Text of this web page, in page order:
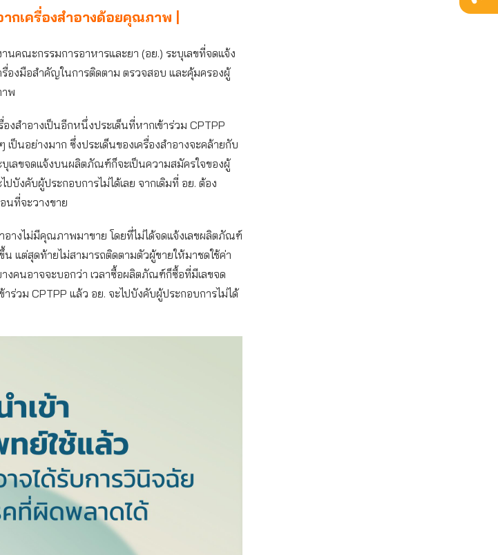
กเครื่องสำอางด้อยคุณภาพ |
นคณะกรรมการอาหารและยา (อย.) ระบุเลขที่จดแจ้ง
องมือสำคัญในการติดตาม ตรวจสอบ และคุ้มครองผู้
พ
สำอางเป็นอีกหนึ่งประเด็นที่หากเข้าร่วม CPTPP
ป็นอย่างมาก ซึ่งประเด็นของเครื่องสำอางจะคล้ายกับ
เลขจดแจ้งบนผลิตภัณฑ์ก็จะเป็นความสมัครใจของผู้
บังคับผู้ประกอบการไม่ได้เลย จากเดิมที่ อย. ต้อง
นที่จะวางขาย
อางไม่มีคุณภาพมาขาย โดยที่ไม่ได้จดแจ้งเลขผลิตภัณฑ์
แต่สุดท้ายไม่สามารถติดตามตัวผู้ขายให้มาชดใช้ค่า
างคนอาจจะบอกว่า เวลาซื้อผลิตภัณฑ์ก็ซื้อที่มีเลขจด
ร่วม CPTPP แล้ว อย. จะไปบังคับผู้ประกอบการไม่ได้